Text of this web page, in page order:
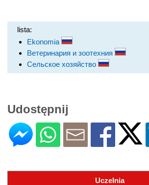
lista:
Ekonomia
Ветеринария и зоотехния
Сельское хозяйство
Udostępnij
Uczelnia